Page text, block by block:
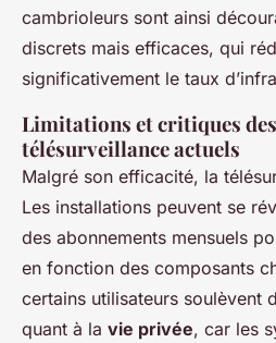
cambrioleurs sont ainsi
discrets mais efficaces, qui
significativement le taux
Limitations et critiques
télésurveillance actuels
Malgré son efficacité, la
Les installations peuvent se
des abonnements mensuels
en fonction des composants
certains utilisateurs soulèvent
quant à la vie privée, car les